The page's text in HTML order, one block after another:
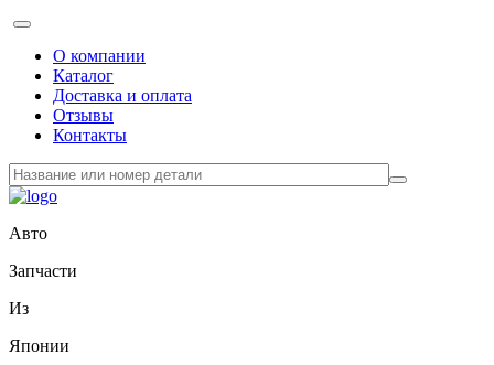
О компании
Каталог
Доставка и оплата
Отзывы
Контакты
Авто
Запчасти
Из
Японии